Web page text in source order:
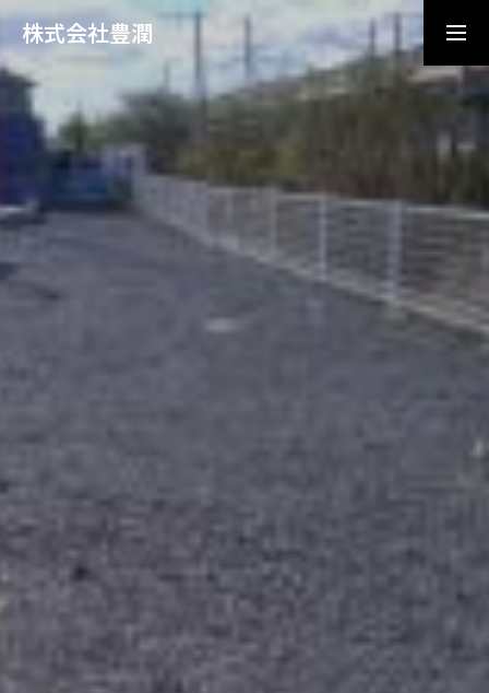
株式会社豊潤
ご相談・ご質問はこちら
会社概要
プライバシーポリシー